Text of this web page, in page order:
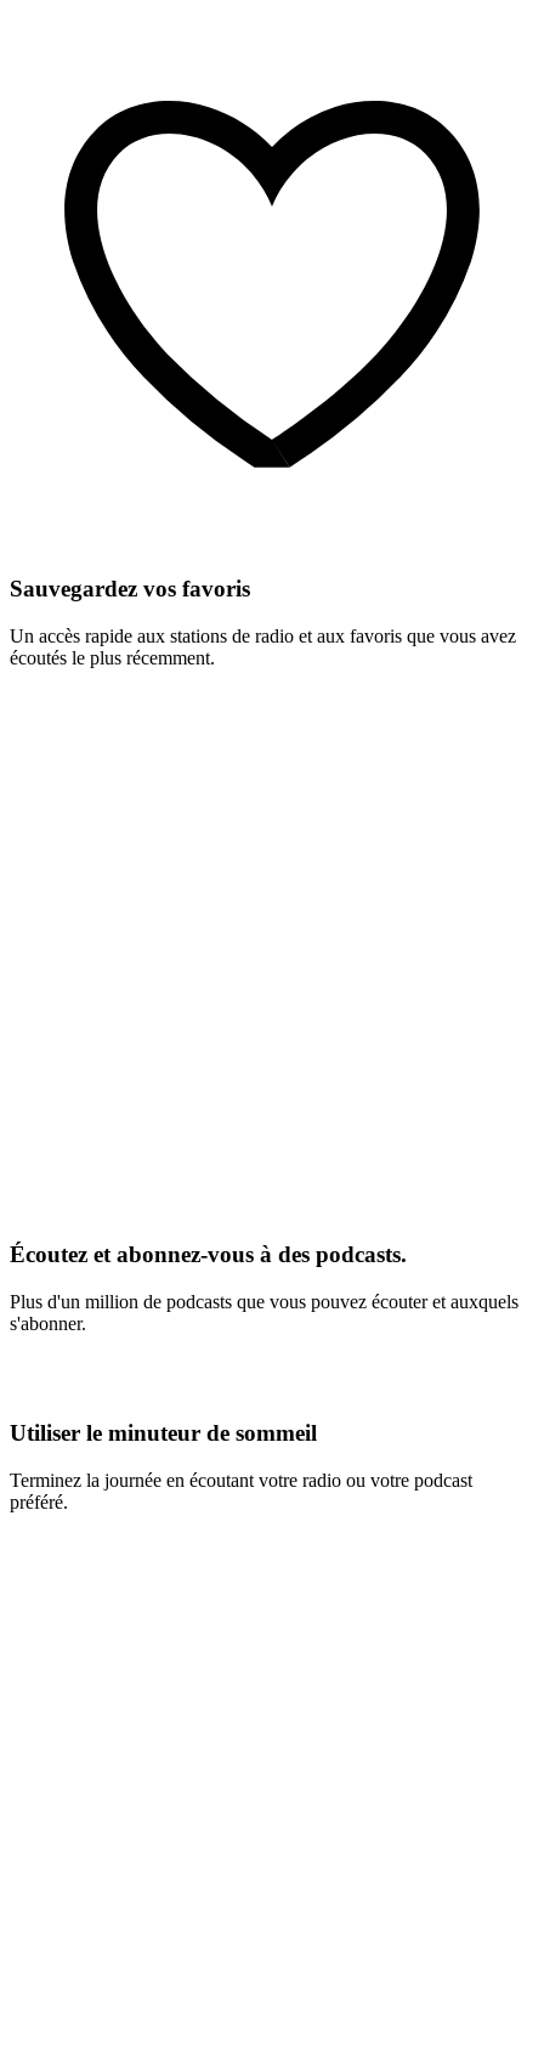
Sauvegardez vos favoris
Un accès rapide aux stations de radio et aux favoris que vous avez
écoutés le plus récemment.
Écoutez et abonnez-vous à des podcasts.
Plus d'un million de podcasts que vous pouvez écouter et auxquels
s'abonner.
Utiliser le minuteur de sommeil
Terminez la journée en écoutant votre radio ou votre podcast
préféré.